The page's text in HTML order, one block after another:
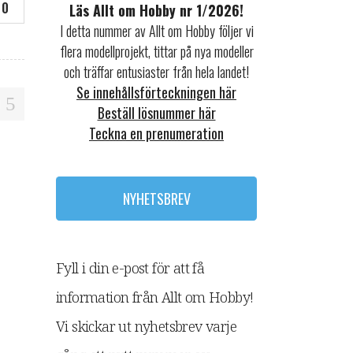
0
Läs Allt om Hobby nr 1/2026!
I detta nummer av Allt om Hobby följer vi
flera modellprojekt, tittar på nya modeller
och träffar entusiaster från hela landet!
Se innehållsförteckningen här
Beställ lösnummer här
Teckna en prenumeration
NYHETSBREV
Fyll i din e-post för att få
information från Allt om Hobby!
Vi skickar ut nyhetsbrev varje